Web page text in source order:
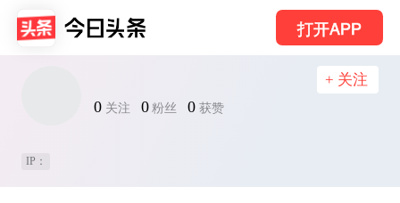
打开APP
0 关注 0 粉丝 0 获赞
+ 关注
IP：